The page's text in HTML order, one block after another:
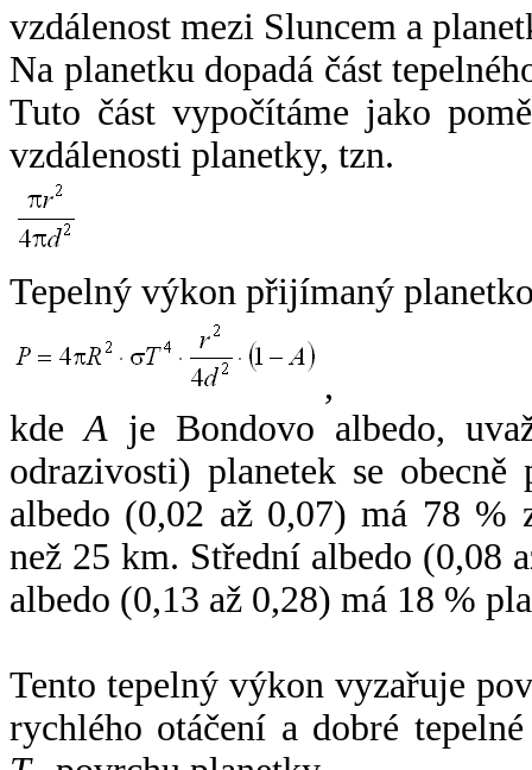
vzdálenost mezi Sluncem a
Na planetku dopadá část
Tuto část vypočítáme jako
vzdálenosti planetky, tzn.
Tepelný výkon přijímaný
,
kdeA je Bondovo albedo,
odrazivosti) planetek se
albedo (0,02 až 0,07) má 78 %
než 25 km. Střední albedo (0,08
albedo (0,13 až 0,28) má 18 %
Tento tepelný výkon vyzařuje
rychlého otáčení a dobré